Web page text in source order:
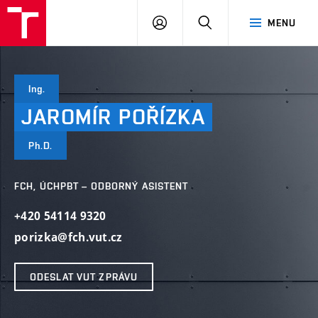
MENU
PŘIHLÁSIT
Ing.
JAROMÍR POŘÍZKA
Ph.D.
FCH, ÚCHPBT – ODBORNÝ ASISTENT
+420 54114 9320
porizka@fch.vut.cz
ODESLAT VUT ZPRÁVU